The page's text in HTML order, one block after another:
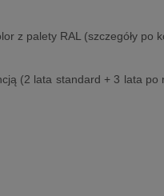
z palety RAL (szczegóły po
(2 lata standard + 3 lata